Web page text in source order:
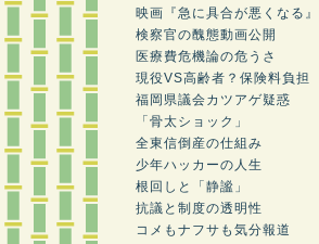
映画『急に具合が悪くなる』
検察官の醜態動画公開
医療費危機論の危うさ
現役VS高齢者？保険料負担
福岡県議会カツアゲ疑惑
「骨太ショック」
全東信倒産の仕組み
少年ハッカーの人生
根回しと「静謐」
抗議と制度の透明性
コメもナフサも気分報道